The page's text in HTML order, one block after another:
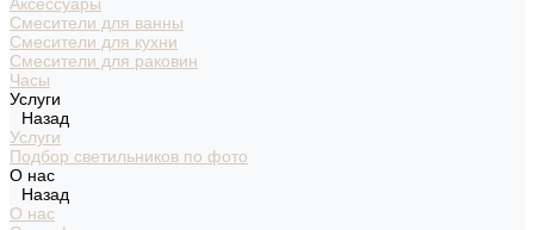
Смесители для ванны
Смесители для кухни
Смесители для раковин
Часы
Услуги
Назад
Услуги
Подбор светильников по фото
О нас
Назад
О нас